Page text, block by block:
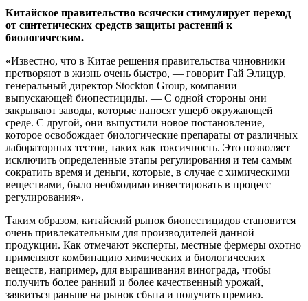
Китайское правительство всячески стимулирует переход
от синтетических средств защиты растений к
биологическим.
«Известно, что в Китае решения правительства чиновники
претворяют в жизнь очень быстро, — говорит Гай Элицур,
генеральный директор Stockton Group, компании
выпускающей биопестициды. — С одной стороны они
закрывают заводы, которые наносят ущерб окружающей
среде. С другой, они выпустили новое постановление,
которое освобождает биологические препараты от различных
лабораторных тестов, таких как токсичность. Это позволяет
исключить определенные этапы регулирования и тем самым
сократить время и деньги, которые, в случае с химическими
веществами, было необходимо инвестировать в процесс
регулирования».
Таким образом, китайский рынок биопестицидов становится
очень привлекательным для производителей данной
продукции. Как отмечают эксперты, местные фермеры охотно
применяют комбинацию химических и биологических
веществ, например, для выращивания винограда, чтобы
получить более ранний и более качественный урожай,
заявиться раньше на рынок сбыта и получить премию.